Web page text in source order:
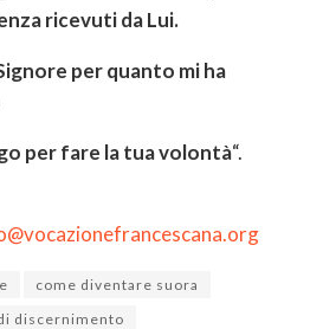
ricevuti da Lui.
per quanto mi ha
per fare la tua volontà“.
come diventare suora
discernimento